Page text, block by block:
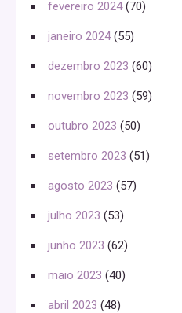
fevereiro 2024(70)
janeiro 2024(55)
dezembro 2023 (60)
novembro 2023 (59)
outubro 2023 (50)
setembro 2023 (51)
agosto 2023 (57)
julho 2023 (53)
junho 2023 (62)
maio 2023 (40)
abril 2023 (48)